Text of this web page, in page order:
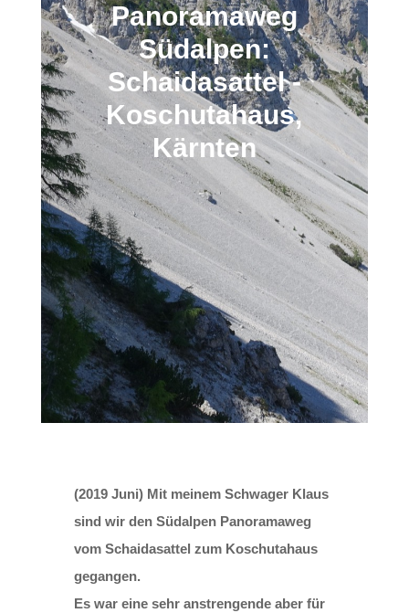
Panoramaweg
Südalpen:
Schaidasattel -
Koschutahaus,
Kärnten
(2019 Juni) Mit meinem Schwager Klaus
sind wir den Südalpen Panoramaweg
vom Schaidasattel zum Koschutahaus
gegangen.
Es war eine sehr anstrengende aber für